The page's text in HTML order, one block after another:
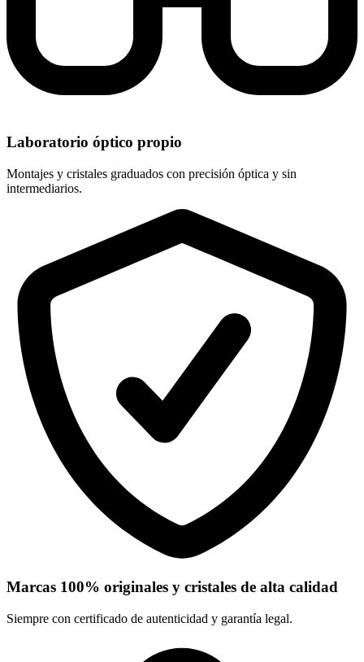
Laboratorio óptico propio
Montajes y cristales graduados con precisión óptica y sin
intermediarios.
Marcas 100% originales y cristales de alta calidad
Siempre con certificado de autenticidad y garantía legal.